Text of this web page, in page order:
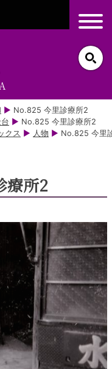
▶ No.825 今里診療所2
▶ No.825 今里診療所2
クス ▶ 人物 ▶ No.825 今里
療所2